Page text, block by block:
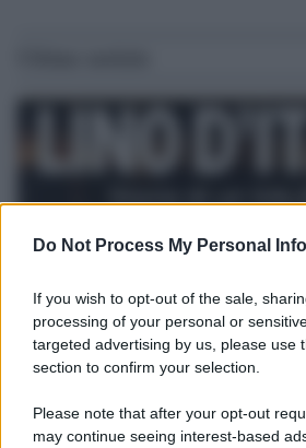
Do Not Process My Personal
If you wish to opt-out of the sale,
processing of your personal or
targeted advertising by us, please use
section to confirm your selection.
Please note that after your opt-out
may continue seeing interest-based
l'Italia: da Mennea, a Tina Anselmi
atteso un autunno tra grandi biografie,